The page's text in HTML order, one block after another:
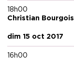
18h00
Christian Bourgois
dim 15 oct 2017
16h00